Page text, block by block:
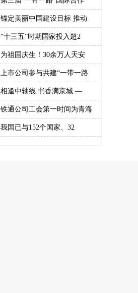
锚定美丽中国建设目标 推动
“十三五”时期国家投入超2
为祖国庆生！30余万人天安
上市公司参与共建“一带一路
相逢中轴线 书香满京城 —
铁通公司工会第一时间为青海
我国已与152个国家、32